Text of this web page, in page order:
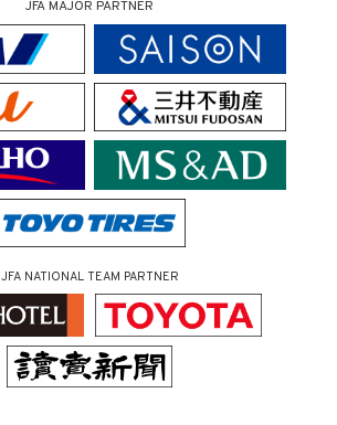
JFA MAJOR PARTNER
JFA NATIONAL TEAM PARTNER